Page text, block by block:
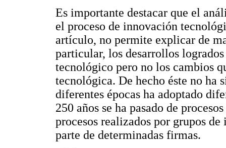
Es importante destacar que el
el proceso de innovación
artículo, no permite explicar de
particular, los desarrollos
tecnológico pero no los cambios
tecnológica. De hecho éste no ha
diferentes épocas ha adoptado
250 años se ha pasado de
procesos realizados por grupos
parte de determinadas firmas.